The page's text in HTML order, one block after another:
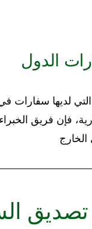
الدول
لديها سفارات
فإن فريق الخبراء